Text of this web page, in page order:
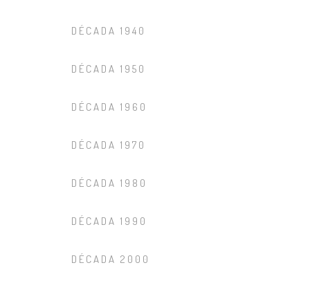
DÉCADA 1940
DÉCADA 1950
DÉCADA 1960
DÉCADA 1970
DÉCADA 1980
DÉCADA 1990
DÉCADA 2000